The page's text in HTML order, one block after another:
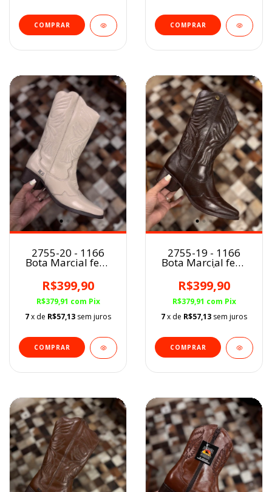
COMPRAR COMPRAR
2755-20 - 1166
Bota Marcial fem.
R$399,90
R$379,91 com Pix
7x de R$57,13 sem juros
COMPRAR
2755-19 - 1166
Bota Marcial fem.
CAFÉ
R$399,90
R$379,91 com Pix
7x de R$57,13 sem juros
COMPRAR